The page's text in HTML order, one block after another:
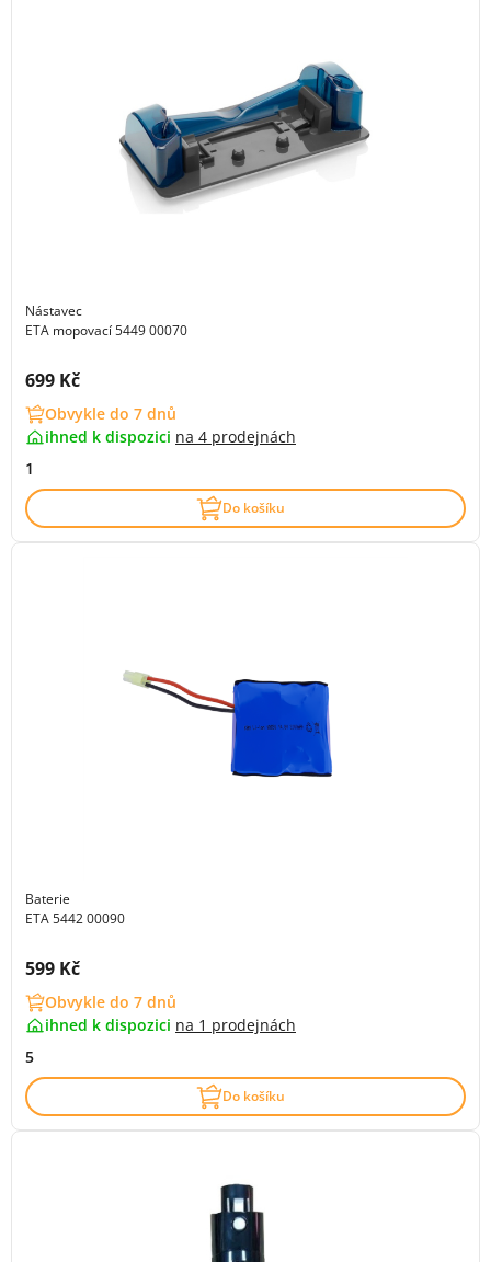
Nástavec
ETA mopovací 5449 00070
Cena s DPH:
699 Kč
Obvykle do 7 dnů
ihned k dispozici na 4 prodejnách
1
Do košíku
Baterie
ETA 5442 00090
Cena s DPH:
599 Kč
Obvykle do 7 dnů
ihned k dispozici na 1 prodejnách
5
Do košíku